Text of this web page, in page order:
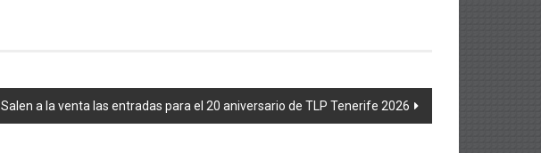
Salen a la venta las entradas para el 20 aniversario de TLP Tenerife 2026